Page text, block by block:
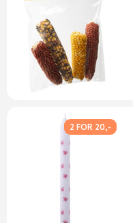
2 FOR 20,-